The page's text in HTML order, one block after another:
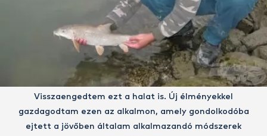
Visszaengedtem ezt a halat is. Új élményekkel
gazdagodtam ezen az alkalmon, amely gondolkodóba
ejtett a jövőben általam alkalmazandó módszerek